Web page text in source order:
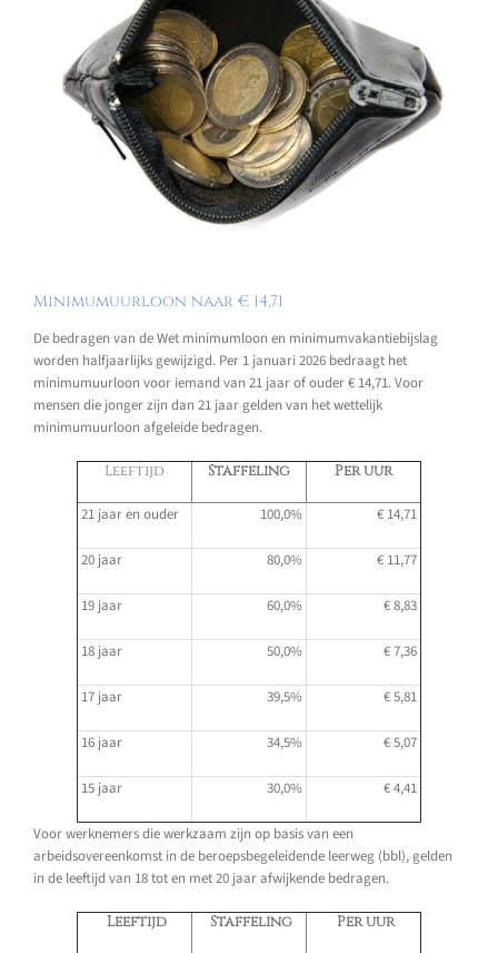
Minimumuurloon naar € 14,71
De bedragen van de Wet minimumloon en minimumvakantiebijslag
worden halfjaarlijks gewijzigd. Per 1 januari 2026 bedraagt het
minimumuurloon voor iemand van 21 jaar of ouder € 14,71. Voor
mensen die jonger zijn dan 21 jaar gelden van het wettelijk
minimumuurloon afgeleide bedragen.
Leeftijd Staffeling Per uur
21 jaar en ouder 100,0% € 14,71
20 jaar 80,0% € 11,77
19 jaar 60,0% € 8,83
18 jaar 50,0% € 7,36
17 jaar 39,5% € 5,81
16 jaar 34,5% € 5,07
15 jaar 30,0% € 4,41
Voor werknemers die werkzaam zijn op basis van een
arbeidsovereenkomst in de beroepsbegeleidende leerweg (bbl), gelden
in de leeftijd van 18 tot en met 20 jaar afwijkende bedragen.
Leeftijd Staffeling Per uur